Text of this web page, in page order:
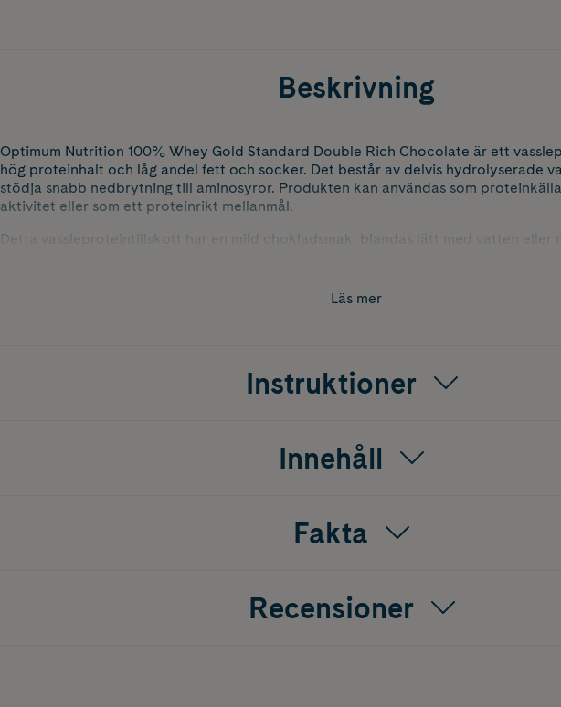
Beskrivning
Optimum Nutrition 100% Whey Gold Standard Double Rich Chocolate är ett
hög proteinhalt och låg andel fett och socker. Det består av delvis hydrolyserade
stödja snabb nedbrytning till aminosyror. Produkten kan användas som
aktivitet eller som ett proteinrikt mellanmål.
Detta vassleproteintillskott har en mild chokladsmak, blandas lätt med vatten eller
Läs mer
Instruktioner
Innehåll
Fakta
Recensioner